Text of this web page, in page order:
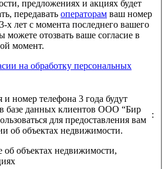
предложениях и акциях будет
передавать операторам
х лет с момента последнего вашего
к нам. Вы можете отозвать ваше согласие в
момент.
телефона 3 года будут
для предоставления вам
информации об объектах недвижимости.
:
объектах недвижимости,